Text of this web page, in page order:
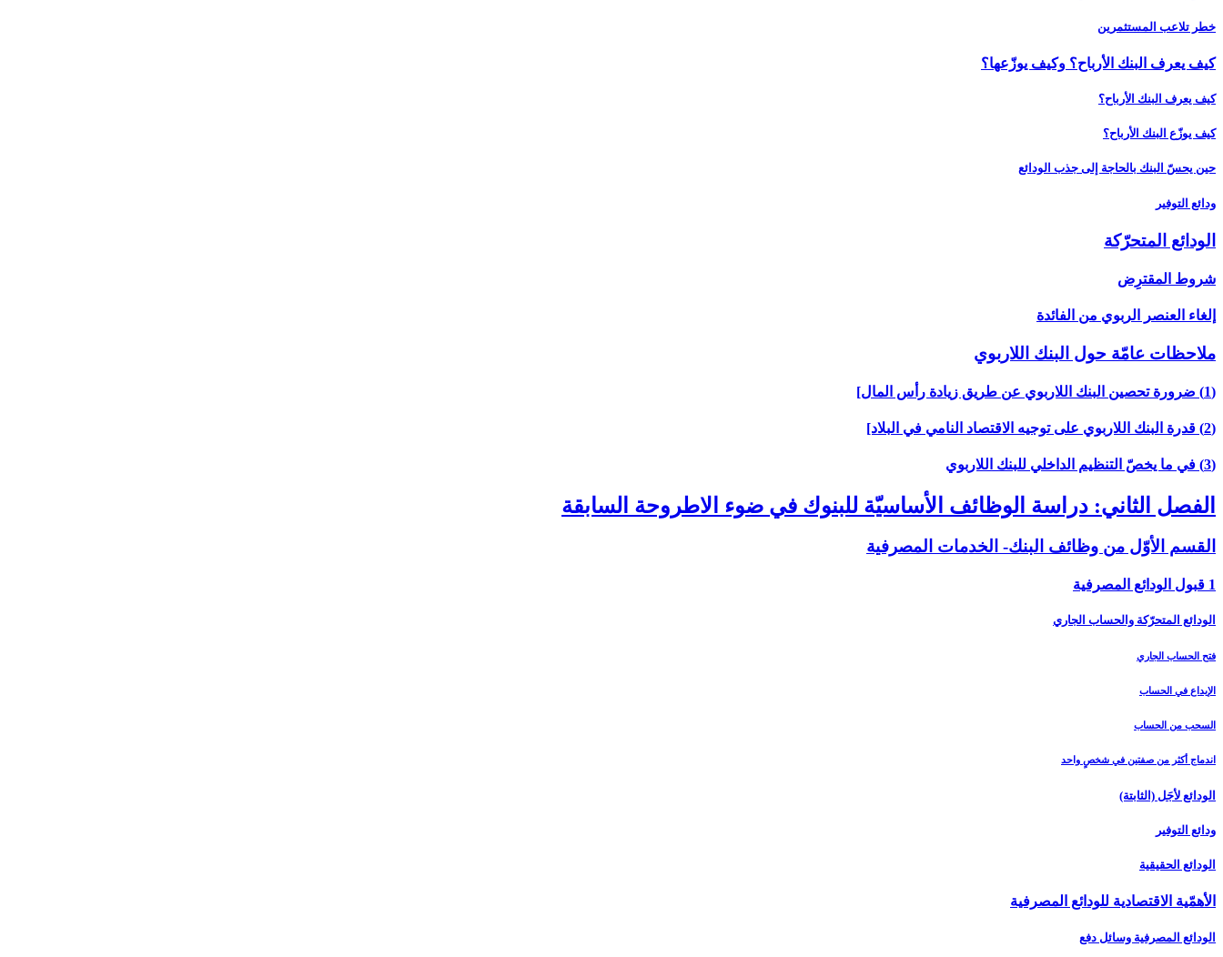
خطر تلاعب المستثمرين
كيف يعرف البنك الأرباح؟ وكيف يوزّعها؟
كيف يعرف البنك الأرباح؟
كيف يوزّع البنك الأرباح؟
حين يحسّ البنك بالحاجة إلى جذب الودائع
ودائع التوفير
الودائع المتحرّكة
شروط المقترِض
إلغاء العنصر الربوي من الفائدة
ملاحظات عامّة حول البنك اللاربوي‏
(1) ضرورة تحصين البنك اللاربوي عن طريق زيادة رأس المال‏]
(2) قدرة البنك اللاربوي على توجيه الاقتصاد النامي في البلاد]
(3) في ما يخصّ التنظيم الداخلي للبنك اللاربوي‏
الفصل الثاني: دراسة الوظائف الأساسيّة للبنوك في ضوء الاطروحة السابقة
القسم الأوّل من وظائف البنك- الخدمات المصرفية
1 قبول الودائع المصرفية
الودائع المتحرّكة والحساب الجاري
فتح الحساب الجاري
الإيداع في الحساب
السحب من الحساب
اندماج أكثر من صفتين في شخصٍ واحد
الودائع لأجَل (الثابتة)
ودائع التوفير
الودائع الحقيقية
الأهمّية الاقتصادية للودائع المصرفية
الودائع المصرفية وسائل دفع